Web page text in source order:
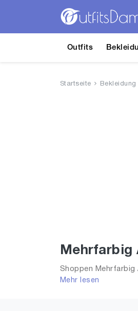
Outfits
Startseite Bekleidung
Mehrfarbig
Shoppen Mehrfarbig
und alle Trends aus
Mehr lesen